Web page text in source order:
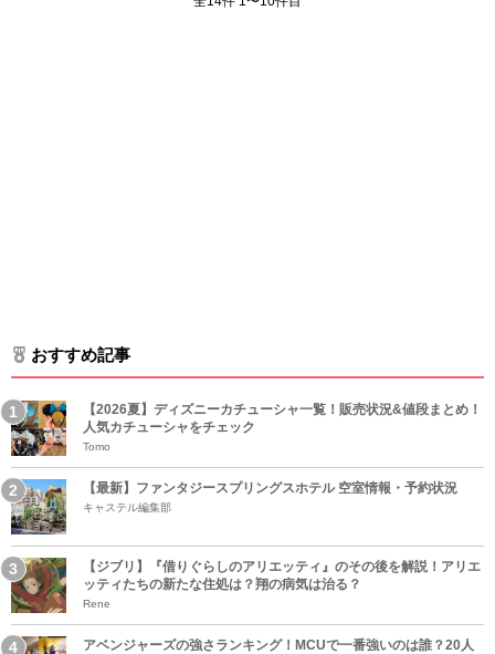
おすすめ記事
【2026夏】ディズニーカチューシャ一覧！販売状況&値段まとめ！
人気カチューシャをチェック
Tomo
【最新】ファンタジースプリングスホテル 空室情報・予約状況
キャステル編集部
【ジブリ】『借りぐらしのアリエッティ』のその後を解説！アリエ
ッティたちの新たな住処は？翔の病気は治る？
Rene
アベンジャーズの強さランキング！MCUで一番強いのは誰？20人